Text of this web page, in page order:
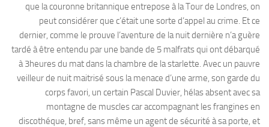
que la couronne britannique entrepose à la Tour de Londres, on
peut considérer que c’était une sorte d’appel au crime. Et ce
dernier, comme le prouve l’aventure de la nuit dernière n’a guère
tardé à être entendu par une bande de 5 malfrats qui ont débarqué
à 3heures du mat dans la chambre de la starlette. Avec un pauvre
veilleur de nuit maitrisé sous la menace d’une arme, son garde du
corps favori, un certain Pascal Duvier, hélas absent avec sa
montagne de muscles car accompagnant les frangines en
discothéque, bref, sans même un agent de sécurité à sa porte, et